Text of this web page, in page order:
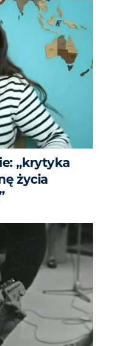
„krytyka
życia